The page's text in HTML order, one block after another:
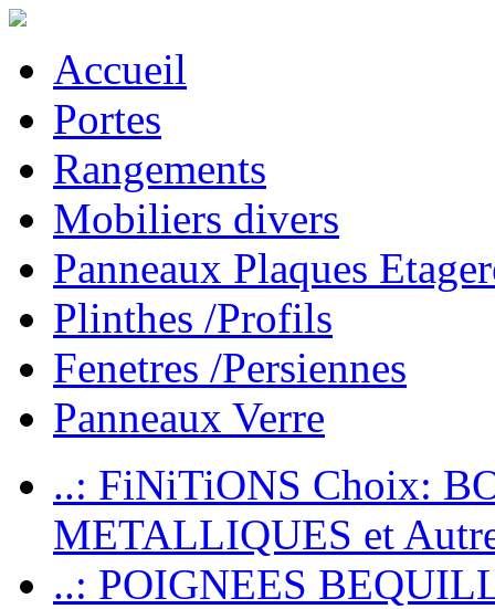
Accueil
Portes
Rangements
Mobiliers divers
Panneaux Plaques
Plinthes /Profils
Fenetres /Persiennes
Panneaux Verre
..: FiNiTiONS Choix:
METALLIQUES et
..: POIGNEES